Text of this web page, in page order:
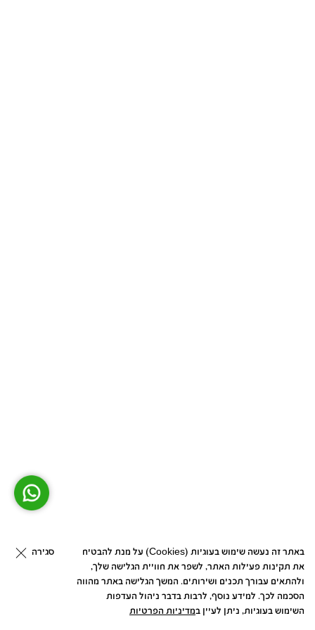
באתר זה נעשה שימוש בעוגיות (Cookies) על מנת להבטיח
את תקינות פעילות האתר, לשפר את חוויית הגלישה שלך,
ולהתאים עבורך תכנים ושירותים. המשך הגלישה באתר מהווה
הסכמה לכך. למידע נוסף, לרבות בדבר ניהול העדפות
השימוש בעוגיות, ניתן לעיין במדיניות הפרטיות
סגירה